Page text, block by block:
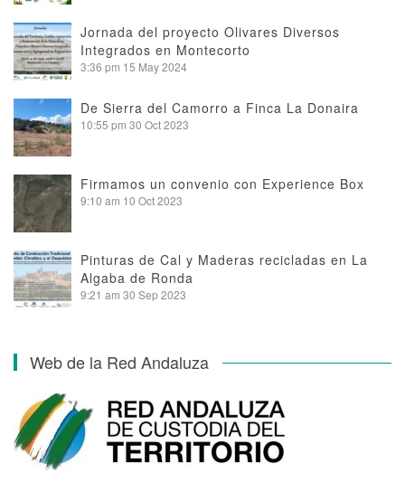
Jornada del proyecto Olivares Diversos
Integrados en Montecorto
3:36 pm 15 May 2024
De Sierra del Camorro a Finca La Donaira
10:55 pm 30 Oct 2023
Firmamos un convenio con Experience Box
9:10 am 10 Oct 2023
Pinturas de Cal y Maderas recicladas en La
Algaba de Ronda
9:21 am 30 Sep 2023
Web de la Red Andaluza